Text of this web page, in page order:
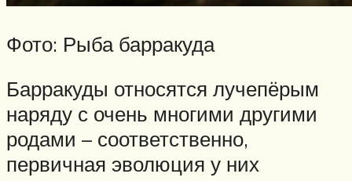
Фото: Рыба барракуда
Барракуды относятся лучепёрым
наряду с очень многими другими
родами – соответственно,
первичная эволюция у них